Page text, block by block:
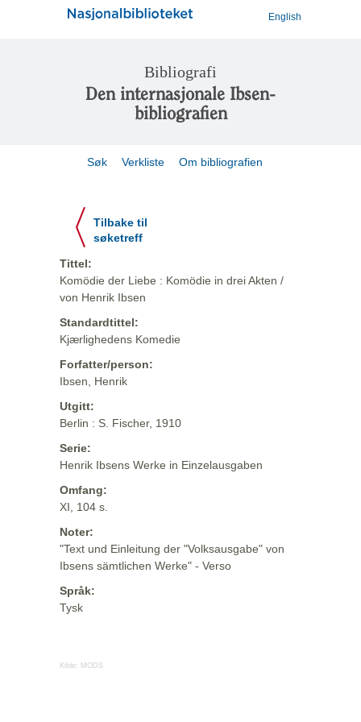
English
Bibliografi
Den internasjonale Ibsen-
bibliografien
Søk Verkliste Om bibliografien
Tilbake til
søketreff
Tittel:
Komödie der Liebe : Komödie in drei Akten /
von Henrik Ibsen
Standardtittel:
Kjærlighedens Komedie
Forfatter/person:
Ibsen, Henrik
Utgitt:
Berlin : S. Fischer, 1910
Serie:
Henrik Ibsens Werke in Einzelausgaben
Omfang:
XI, 104 s.
Noter:
"Text und Einleitung der "Volksausgabe" von
Ibsens sämtlichen Werke" - Verso
Språk:
Tysk
Kilde: MODS